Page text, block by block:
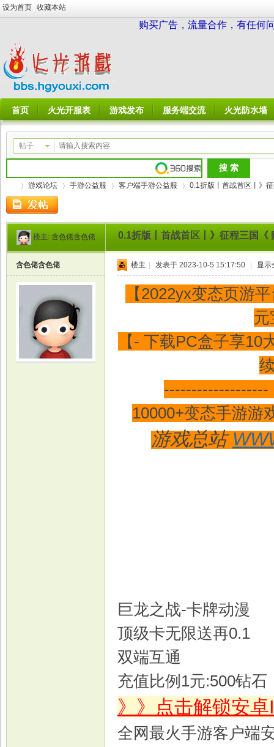
设为首页 收藏本站
购买广告，流量合作，有任何
首页 火光开服表 游戏发布 服务端交流 火光防水墙
帖子
»
游戏论坛
›
手游公益服 客户端手游公益服
›
0.1折版丨首战首区丨》
楼主: 含色佬含色佬 0.1折版丨首战首区丨》征程三国《
含色佬含色佬 楼主 发表于 2023-10-5 15:17:50 显示
【2022yx变态页游
元
【- 下载PC盒子享
-------------------
10000+变态手游游
游戏总站
巨龙之战-卡牌动漫
顶级卡无限送再0.1
双端互通
充值比例1元:500钻石
》》点击解锁安
全网最火手游客户端